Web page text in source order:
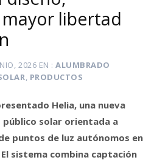
libertad
2026 EN
ALUMBRADO
, PRODUCTOS
Helia, una nueva
público solar orientada a
puntos de luz autónomos en
sistema combina captación